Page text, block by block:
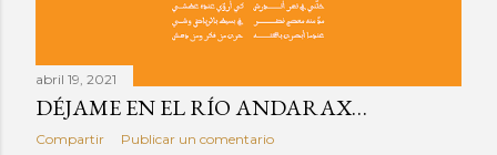
abril 19, 2021
DÉJAME EN EL RÍO ANDARAX…
Compartir Publicar un comentario